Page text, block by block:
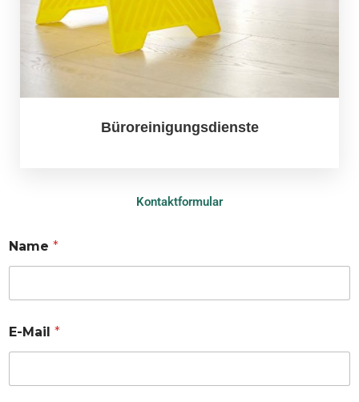
Büroreinigungsdienste
Kontaktformular
Name *
E-Mail *